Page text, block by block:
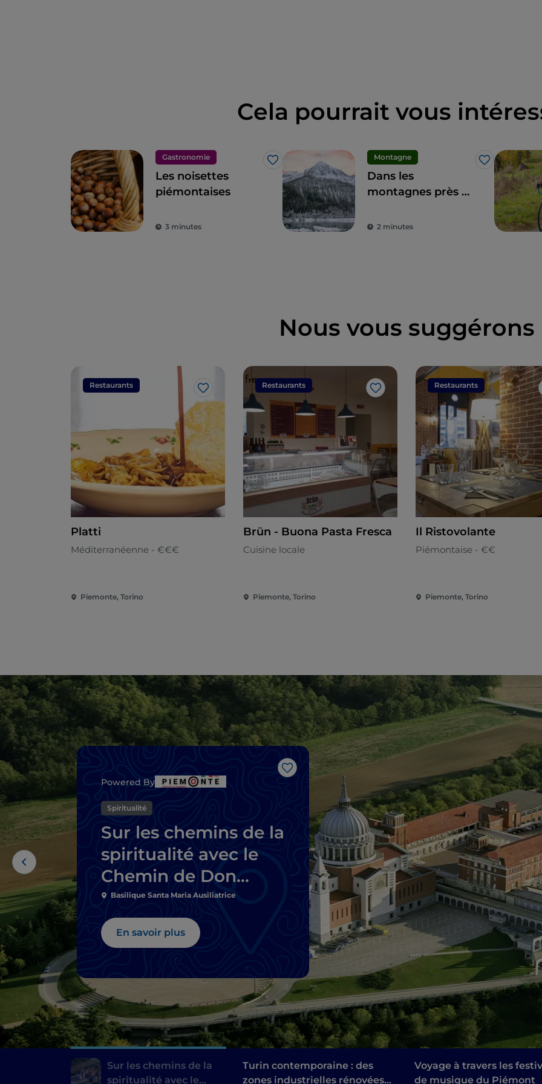
Cela pourrait vous
Gastronomie
J’aime
Les noisettes
piémontaises
3 minutes
Montagne
J’aime
Dans les
montagnes près de
2 minutes
Nous vous suggérons
Restaurants
J’aime
Platti
Méditerranéenne - €€€
Piemonte, Torino
Restaurants
J’aime
Brün - Buona Pasta Fresca
Cuisine locale
Piemonte, Torino
Restaurants
Il Ristovolante
Piémontaise - €€
Piemonte, Torino
J’aime
Powered By
Spiritualité
Sur les chemins de la
spiritualité avec le
Chemin de Don
Bosco
Basilique Santa Maria Ausiliatrice
En savoir plus
Sur les chemins de la
spiritualité avec le
Turin contemporaine : des
zones industrielles rénovées
Voyage à travers les
de musique du Piémont